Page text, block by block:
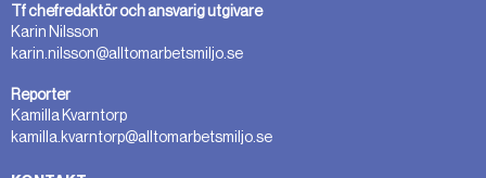
Tf chefredaktör och ansvarig utgivare
Karin Nilsson
karin.nilsson@alltomarbetsmiljo.se
Reporter
Kamilla Kvarntorp
kamilla.kvarntorp@alltomarbetsmiljo.se